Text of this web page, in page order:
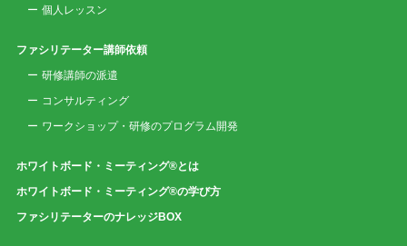
個人レッスン
ファシリテーター講師依頼
研修講師の派遣
コンサルティング
ワークショップ・研修のプログラム開発
ホワイトボード・ミーティング®とは
ホワイトボード・ミーティング®の学び方
ファシリテーターのナレッジBOX